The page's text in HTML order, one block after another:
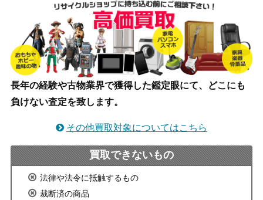
長年の経験や古物業界で獲得した鑑定眼にて、どこにも
負けない査定を致します。
その他買取対象についてはこちら
買取できないもの
法律や法令に抵触するもの
裁断済の商品